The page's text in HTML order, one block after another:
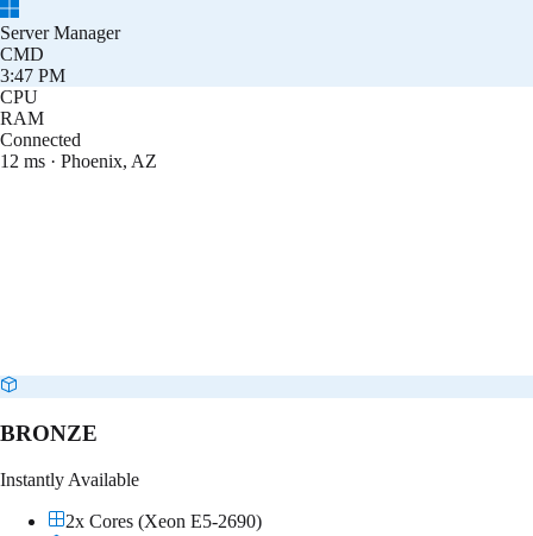
Server Manager
CMD
3:47 PM
CPU
RAM
Connected
12 ms · Phoenix, AZ
BRONZE
Instantly Available
2x Cores (Xeon E5-2690)